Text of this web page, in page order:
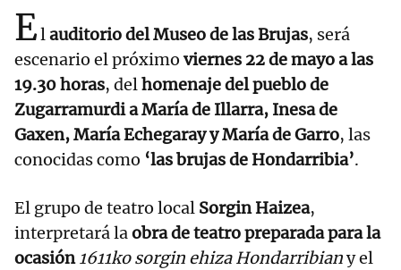
Elauditorio del Museo de las Brujas, será
escenario el próximo viernes 22 de mayo a las
19.30 horas, delhomenaje del pueblo de
Zugarramurdi a María de Illarra, Inesa de
Gaxen, María Echegaray y María de Garro, las
conocidas como ‘las brujas de Hondarribia’.
El grupo de teatro local Sorgin Haizea,
interpretará laobra de teatro preparada para la
ocasión1611ko sorgin ehiza Hondarribiany el